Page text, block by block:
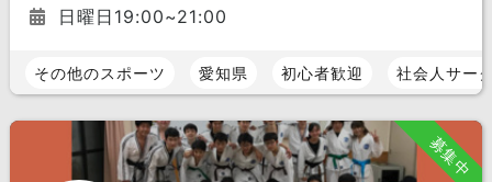
日曜日19:00~21:00
その他のスポーツ 愛知県 初心者歓迎 社会人サー
募集中